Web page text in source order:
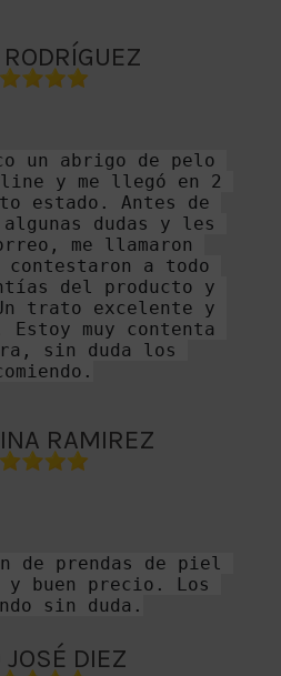
un abrigo de pelo
y me llegó en 2
estado. Antes de
dudas y les
me llamaron
contestaron a todo
del producto y
trato excelente y
muy contenta
sin duda los
RAMIREZ
de prendas de piel
y buen precio. Los
sin duda.
JOSÉ DIEZ